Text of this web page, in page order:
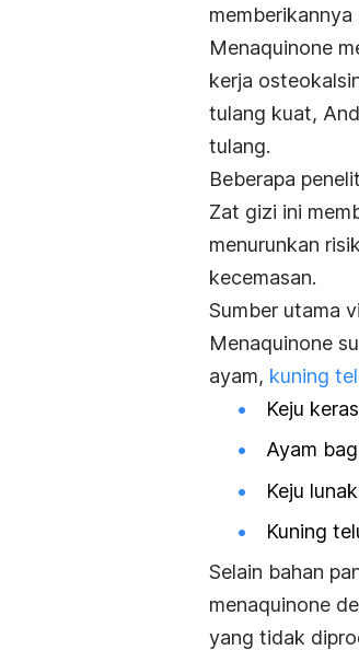
Menaquinone
kerja
tulang kuat,
tulang.
Beberapa
Zat gizi ini
menurunkan
kecemasan.
Sumber utama
Menaquinone
ayam, kuning
Keju
Ayam
Keju
Kuning
Selain bahan
menaquinone
yang tidak